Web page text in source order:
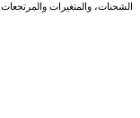
الشحنات، والمتغيرات والمرتجعات